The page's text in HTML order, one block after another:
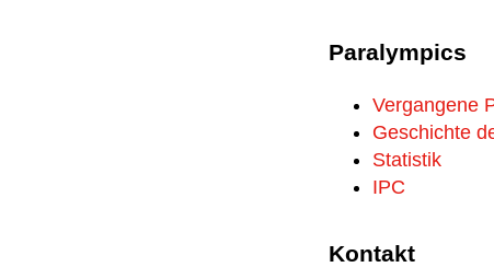
Paralympics
Vergangene
Geschichte
Statistik
IPC
Kontakt